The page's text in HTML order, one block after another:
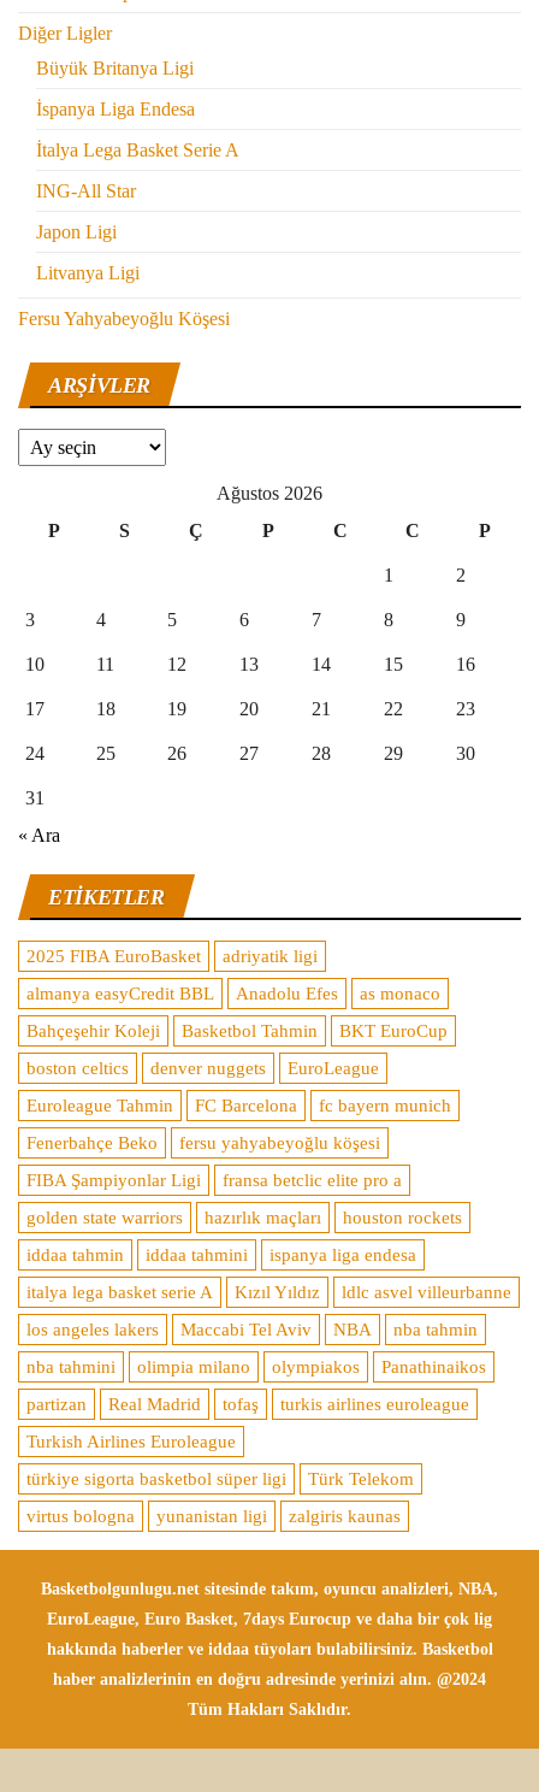
Diğer Ligler
Büyük Britanya Ligi
İspanya Liga Endesa
İtalya Lega Basket Serie A
ING-All Star
Japon Ligi
Litvanya Ligi
Fersu Yahyabeyoğlu Köşesi
ARŞIVLER
Arşivler
Ağustos 2026
P
S Ç P C C P
1 2
3 4 5 6 7 8 9
10 11 12 13 14 15 16
17 18 19 20 21 22 23
24 25 26 27 28 29 30
31
« Ara
ETIKETLER
2025 FIBA EuroBasket
adriyatik ligi
almanya easyCredit BBL
Anadolu Efes
as monaco
Bahçeşehir Koleji
Basketbol Tahmin
BKT EuroCup
boston celtics
denver nuggets
EuroLeague
Euroleague Tahmin
FC Barcelona
fc bayern munich
Fenerbahçe Beko
fersu yahyabeyoğlu köşesi
FIBA Şampiyonlar Ligi
fransa betclic elite pro a
golden state warriors
hazırlık maçları
houston rockets
iddaa tahmin
iddaa tahmini
ispanya liga endesa
italya lega basket serie A
Kızıl Yıldız
ldlc asvel villeurbanne
los angeles lakers
Maccabi Tel Aviv NBA
nba tahmin
nba tahmini
olimpia milano olympiakos
Panathinaikos
partizan
Real Madrid tofaş
turkis airlines euroleague
Turkish Airlines Euroleague
türkiye sigorta basketbol süper ligi
Türk Telekom
virtus bologna
yunanistan ligi zalgiris kaunas
Basketbolgunlugu.net sitesinde takım, oyuncu analizleri, NBA,
EuroLeague, Euro Basket, 7days Eurocup ve daha bir çok lig
hakkında haberler ve iddaa tüyoları bulabilirsiniz. Basketbol
haber analizlerinin en doğru adresinde yerinizi alın. @2024
Tüm Hakları Saklıdır.